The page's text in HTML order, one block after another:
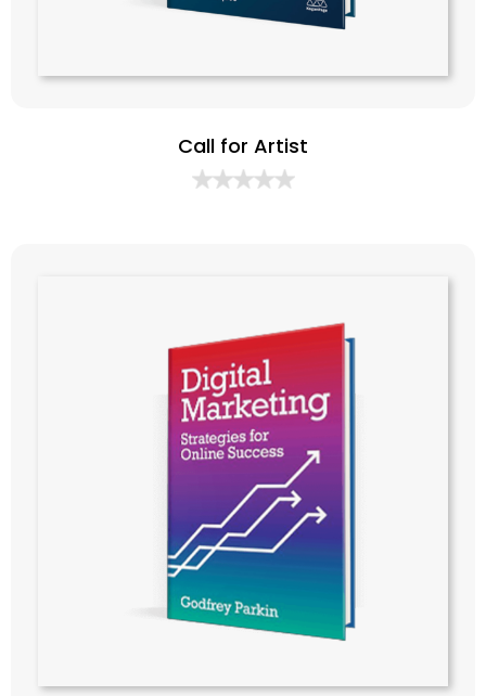
Call for Artist